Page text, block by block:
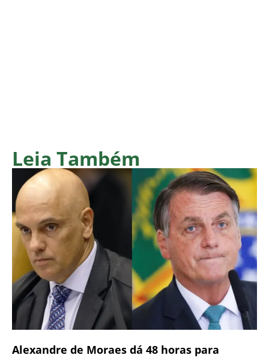
Leia Também
Alexandre de Moraes dá 48 horas para